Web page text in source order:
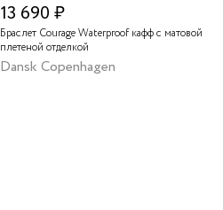
13 690 ₽
Браслет Courage Waterproof кафф с матовой
плетеной отделкой
Dansk Copenhagen